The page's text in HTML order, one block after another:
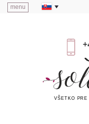
menu
VŠETKO